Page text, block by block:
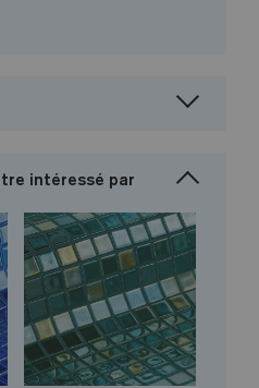
intéressé par